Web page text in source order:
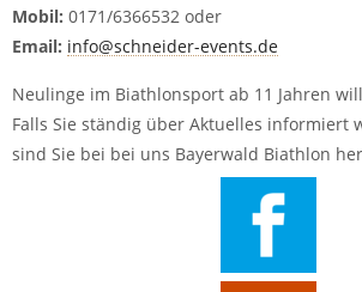
Mobil: 0171/6366532 oder
Email: info@schneider-events.de
Neulinge im Biathlonsport ab 11 Jahren
Falls Sie ständig über Aktuelles informiert
sind Sie bei bei uns Bayerwald Biathlon